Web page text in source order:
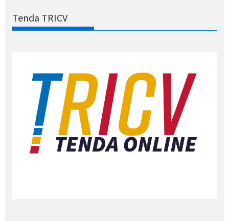
Tenda TRICV